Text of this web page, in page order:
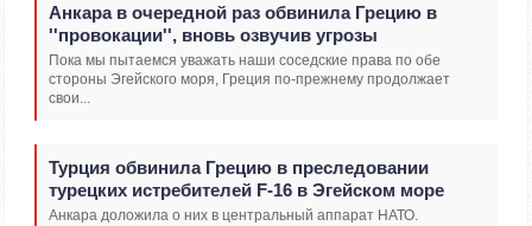
Анкара в очередной раз обвинила Грецию в
''провокации'', вновь озвучив угрозы
Пока мы пытаемся уважать наши соседские права по обе
стороны Эгейского моря, Греция по-прежнему продолжает
свои...
Турция обвинила Грецию в преследовании
турецких истребителей F-16 в Эгейском море
Анкара доложила о них в центральный аппарат НАТО.